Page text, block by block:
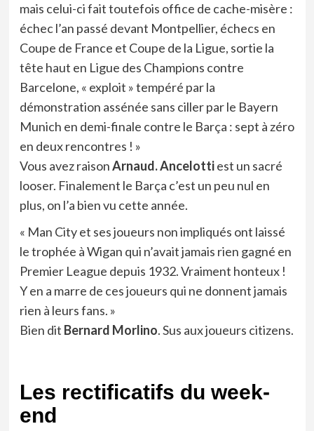
mais celui-ci fait toutefois office de cache-misère :
échec l’an passé devant Montpellier, échecs en
Coupe de France et Coupe de la Ligue, sortie la
tête haut en Ligue des Champions contre
Barcelone, « exploit » tempéré par la
démonstration assénée sans ciller par le Bayern
Munich en demi-finale contre le Barça : sept à zéro
en deux rencontres ! »
Vous avez raisonArnaud. Ancelottiest un sacré
looser. Finalement le Barça c’est un peu nul en
plus, on l’a bien vu cette année.
« Man City et ses joueurs non impliqués ont laissé
le trophée à Wigan qui n’avait jamais rien gagné en
Premier League depuis 1932. Vraiment honteux !
Y en a marre de ces joueurs qui ne donnent jamais
rien à leurs fans. »
Bien dit Bernard Morlino. Sus aux joueurs citizens.
Les rectificatifs du week-
end